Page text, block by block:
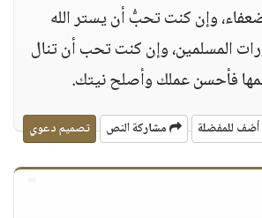
وإن كنت تحبُّ أن يستر الله
المسلمين، وإن كنت تحب أن تنال
فأحسن عملك وأصلح نيتك.
أضف للمفضلة مشاركة النص تصميم دعوي